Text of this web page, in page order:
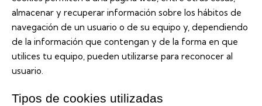
almacenar y recuperar información sobre los hábitos de
navegación de un usuario o de su equipo y, dependiendo
de la información que contengan y de la forma en que
utilices tu equipo, pueden utilizarse para reconocer al
usuario.
Tipos de cookies utilizadas